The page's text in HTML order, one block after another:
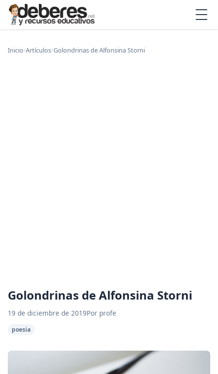
Inicio/Artículos/Golondrinas de Alfonsina Storni
Golondrinas de Alfonsina Storni
19 de diciembre de 2019Por profe
poesia